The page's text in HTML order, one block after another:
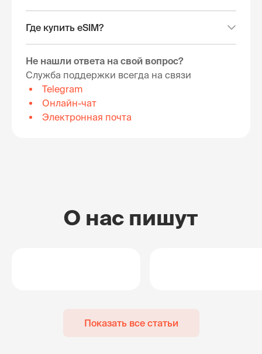
Где купить eSIM?
Не нашли ответа на свой вопрос?
Служба поддержки всегда на связи
Telegram
Онлайн-чат
Электронная почта
О нас пишут
Показать все статьи